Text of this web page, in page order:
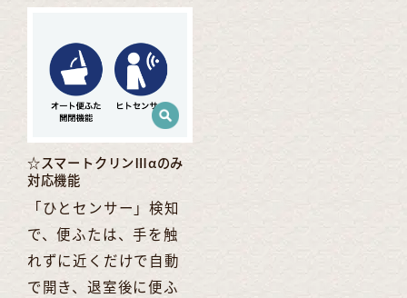
☆スマートクリンⅢαのみ
対応機能
「ひとセンサー」検知
で、便ふたは、手を触
れずに近くだけで自動
で開き、退室後に便ふ